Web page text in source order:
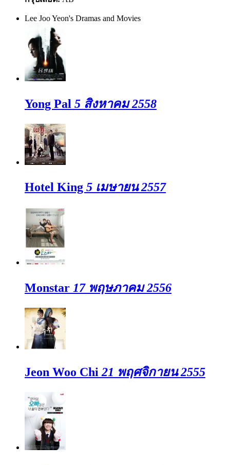
Lee Joo Yeon's Dramas and Movies
Yong Pal 5 สิงหาคม 2558
Hotel King 5 เมษายน 2557
Monstar 17 พฤษภาคม 2556
Jeon Woo Chi 21 พฤศจิกายน 2555